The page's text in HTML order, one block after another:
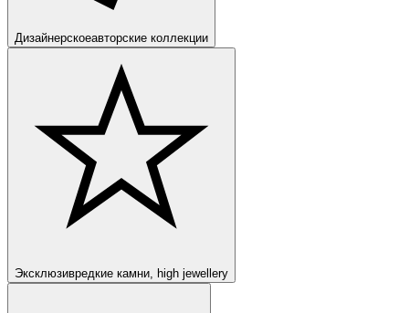
Дизайнерскоеавторские коллекции
Эксклюзивредкие камни, high jewellery